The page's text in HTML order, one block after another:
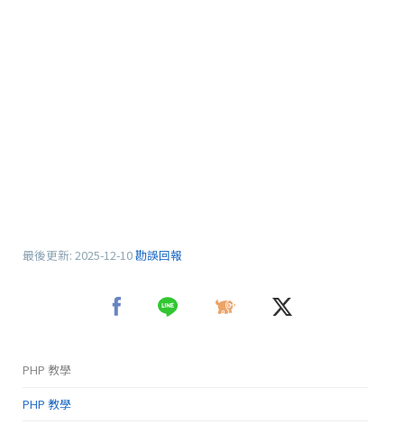
最後更新: 2025-12-10勘誤回報
PHP 教學
PHP 教學